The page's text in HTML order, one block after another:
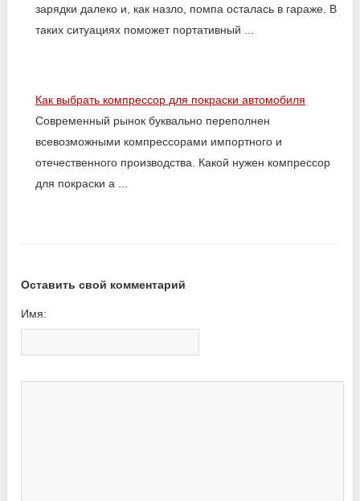
зарядки далеко и, как назло, помпа осталась в гараже. В
таких ситуациях поможет портативный ...
Как выбрать компрессор для покраски автомобиля
Современный рынок буквально переполнен
всевозможными компрессорами импортного и
отечественного производства. Какой нужен компрессор
для покраски а ...
Оставить свой комментарий
Имя: